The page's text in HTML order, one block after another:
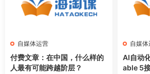
自媒体运营
付费文章：在中国，什么样的
人最有可能跨越阶层？
自媒体
AI自动
able 5